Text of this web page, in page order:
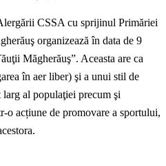
CSSA cu sprijinul Primăriei
organizează în data de 9
Măgherăuş”. Aceasta are ca
în aer liber) şi a unui stil de
larg al populaţiei precum şi
o acțiune de promovare a sportului,